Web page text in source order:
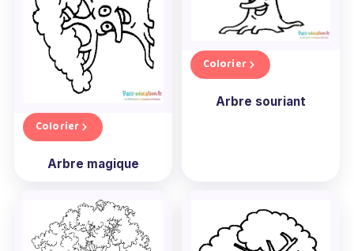
Colorier
Arbre magique
Colorier
Arbre souriant